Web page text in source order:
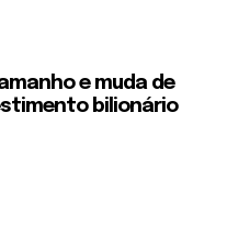
e muda de
bilionário